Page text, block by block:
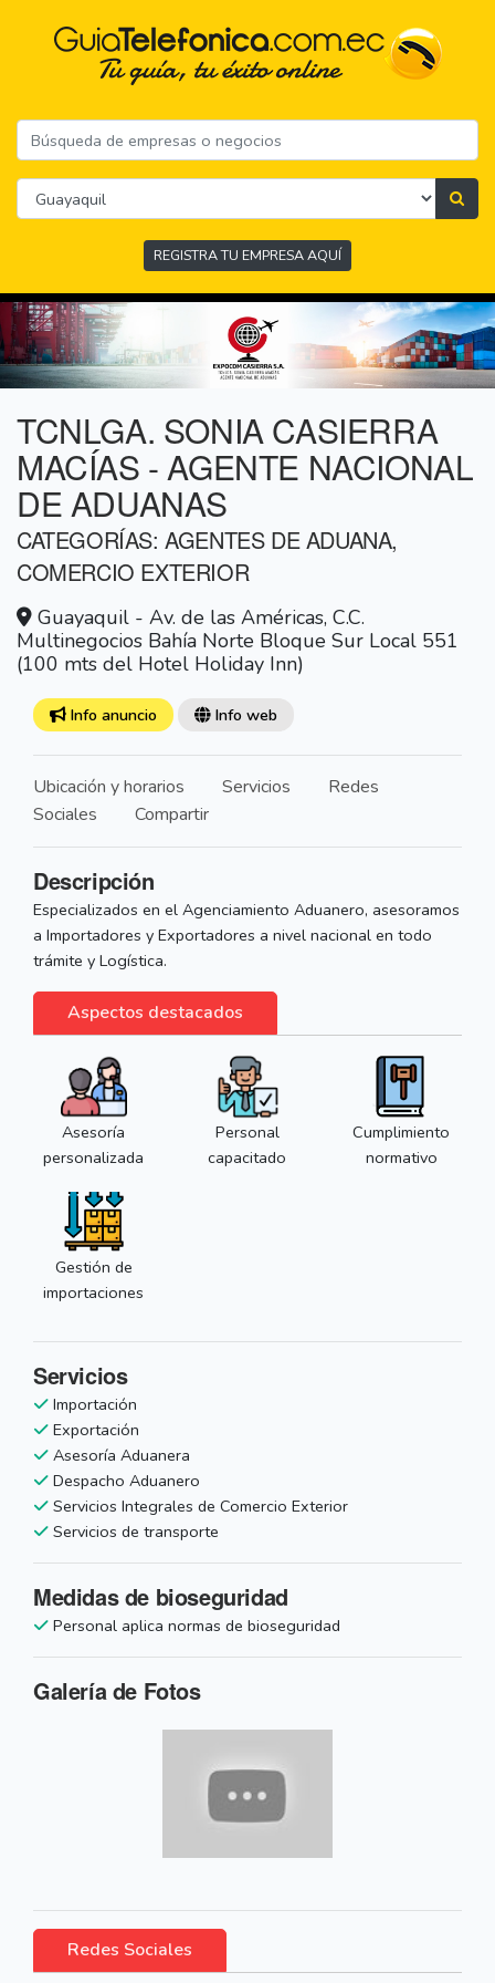
REGISTRA TU EMPRESA AQUÍ
TCNLGA. SONIA CASIERRA
MACÍAS - AGENTE NACIONAL
DE ADUANAS
CATEGORÍAS: AGENTES DE ADUANA,
COMERCIO EXTERIOR
Guayaquil - Av. de las Américas, C.C.
Multinegocios Bahía Norte Bloque Sur Local 551
(100 mts del Hotel Holiday Inn)
Info anuncio Info web
Ubicación y horarios Servicios
Redes
Sociales
Compartir
Descripción
Especializados en el Agenciamiento Aduanero, asesoramos
a Importadores y Exportadores a nivel nacional en todo
trámite y Logística.
Aspectos destacados
Asesoría
personalizada
Personal
capacitado
Cumplimiento
normativo
Gestión de
importaciones
Servicios
Importación
Exportación
Asesoría Aduanera
Despacho Aduanero
Servicios Integrales de Comercio Exterior
Servicios de transporte
Medidas de bioseguridad
Personal aplica normas de bioseguridad
Galería de Fotos
Redes Sociales